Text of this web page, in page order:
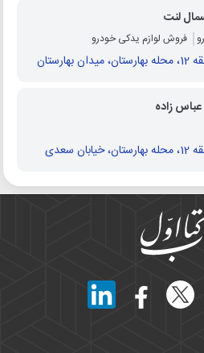
لنت
فروش لوازم یدکی خودرو
زاده
سعدی